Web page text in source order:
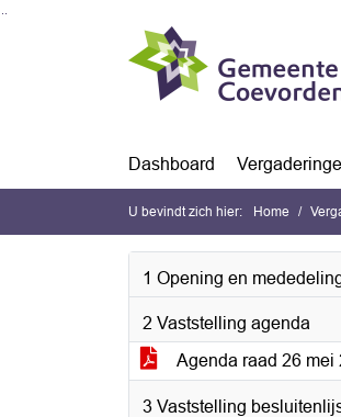
Ga naar de inhoud van deze pagina
Ga naar het zoeken
Ga naar het menu
Dashboard
U bevindt zich hier: Home
1 Opening en
2 Vaststelling agenda
Agenda raad 26 mei
3 Vaststelling